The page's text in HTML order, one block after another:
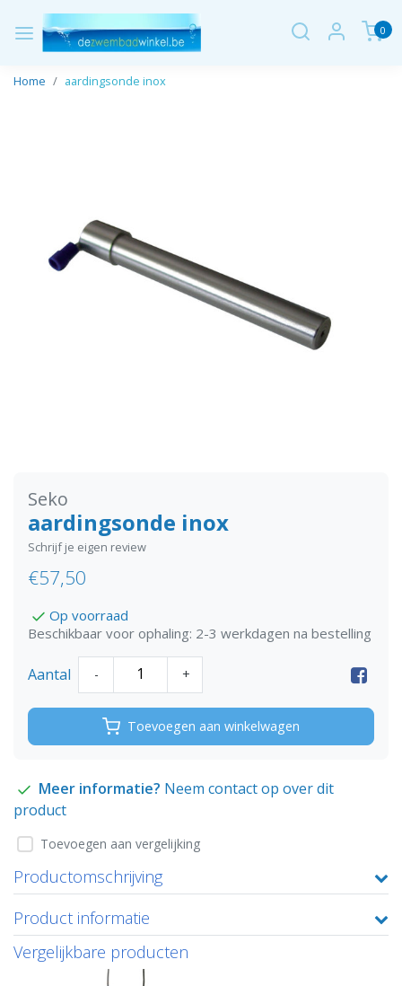
0
Home aardingsonde inox
Seko
aardingsonde inox
Schrijf je eigen review
€57,50
Op voorraad
Beschikbaar voor ophaling: 2-3 werkdagen na bestelling
Aantal - +
Toevoegen aan winkelwagen
Meer informatie? Neem contact op over dit
product
Toevoegen aan vergelijking
Productomschrijving
Product informatie
Vergelijkbare producten